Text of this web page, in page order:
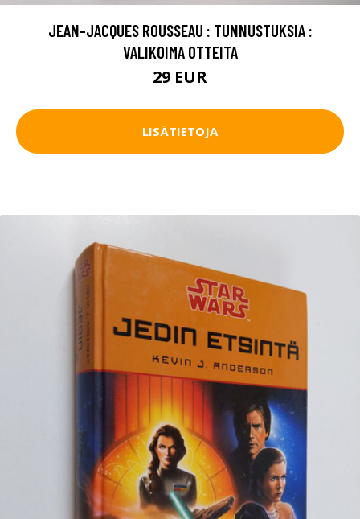
JEAN-JACQUES ROUSSEAU : TUNNUSTUKSIA :
VALIKOIMA OTTEITA
29 EUR
LISÄTIETOJA